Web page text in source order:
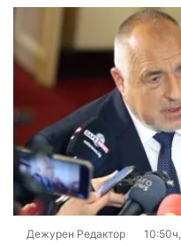
Дежурен Редактор